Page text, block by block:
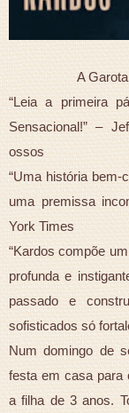
A
“Leia a primeira
Sensacional!” –
ossos
“Uma história
uma premissa
York Times
“Kardos compõe
profunda e
passado e
sofisticados só
Num domingo de
festa em casa para
a filha de 3 anos.